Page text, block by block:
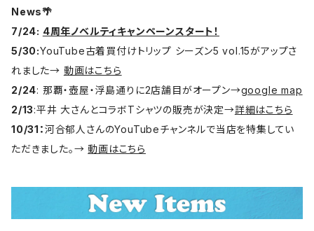
News🌴
7/24: 4周年ノベルティキャンペーンスタート！
5/30:YouTube古着買付けトリップ シーズン5 vol.15がアップさ
れました→ 動画はこちら
2/24: 那覇・壺屋・浮島通りに2店舗目がオープン→google map
2/13:平井 大さんとコラボTシャツの販売が決定→詳細はこちら
10/31：河合郁人さんのYouTubeチャンネルで当店を特集してい
ただきました。→ 動画はこちら